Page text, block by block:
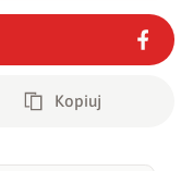
Kopiuj